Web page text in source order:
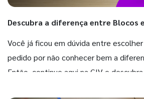
Descubra a diferença entre Blocos
Você já ficou em dúvida entre
pedido por não conhecer bem a
Então, continue aqui na GIV e